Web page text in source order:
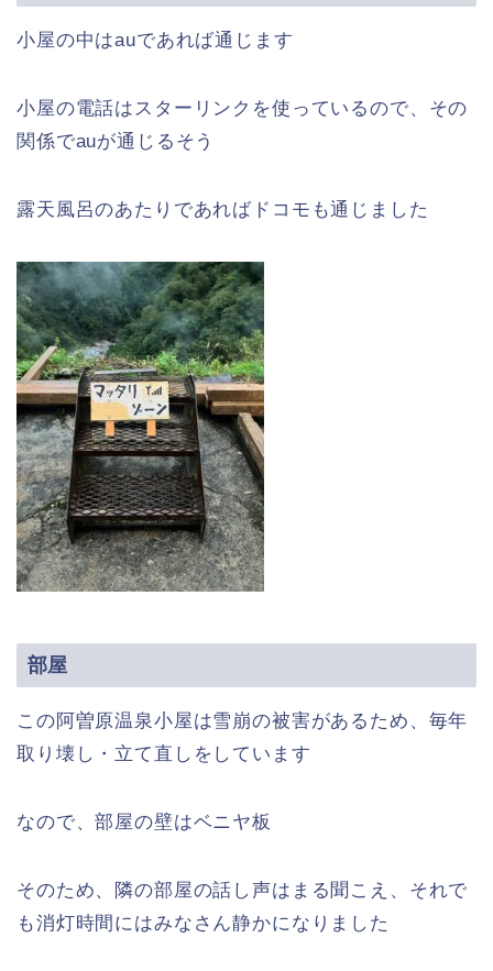
小屋の中はauであれば通じます
小屋の電話はスターリンクを使っているので、その
関係でauが通じるそう
露天風呂のあたりであればドコモも通じました
部屋
この阿曽原温泉小屋は雪崩の被害があるため、毎年
取り壊し・立て直しをしています
なので、部屋の壁はベニヤ板
そのため、隣の部屋の話し声はまる聞こえ、それで
も消灯時間にはみなさん静かになりました